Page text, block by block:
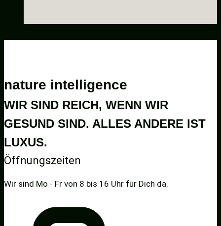
nature intelligence
WIR SIND REICH, WENN WIR
GESUND SIND. ALLES ANDERE IST
LUXUS.
Öffnungszeiten
Wir sind Mo - Fr von 8 bis 16 Uhr für Dich da.